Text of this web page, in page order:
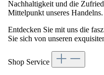
Nachhaltigkeit und die
Mittelpunkt unseres Handelns.
Entdecken Sie mit uns die
Sie sich von unseren
Shop Service